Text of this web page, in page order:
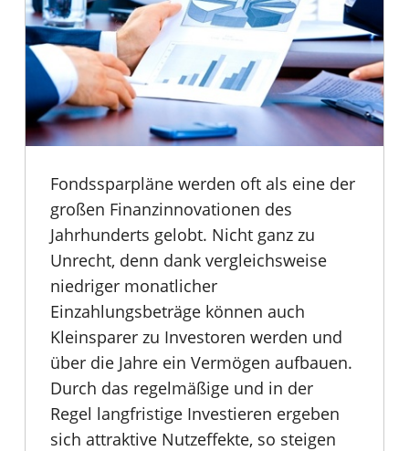
Fondssparpläne werden oft als eine der
großen Finanzinnovationen des
Jahrhunderts gelobt. Nicht ganz zu
Unrecht, denn dank vergleichsweise
niedriger monatlicher
Einzahlungsbeträge können auch
Kleinsparer zu Investoren werden und
über die Jahre ein Vermögen aufbauen.
Durch das regelmäßige und in der
Regel langfristige Investieren ergeben
sich attraktive Nutzeffekte, so steigen